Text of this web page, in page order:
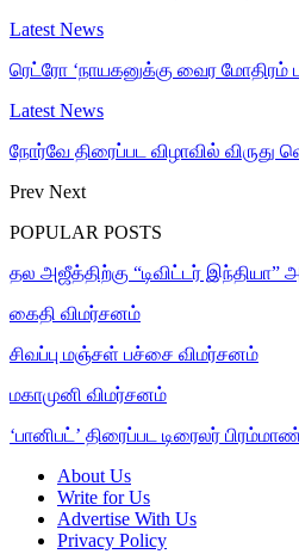
Latest News
ரெட்ரோ ‘நாயகனுக்கு வைர மோதிரம்
Latest News
நோர்வே திரைப்பட விழாவில் விருது
Prev Next
POPULAR POSTS
தல அஜீத்திற்கு “டிவிட்டர் இந்தியா”
கைதி விமர்சனம்
சிவப்பு மஞ்சள் பச்சை விமர்சனம்
மகாமுனி விமர்சனம்
‘பானிபட்’ திரைப்பட டிரைலர்
About Us
Write for Us
Advertise With Us
Privacy Policy